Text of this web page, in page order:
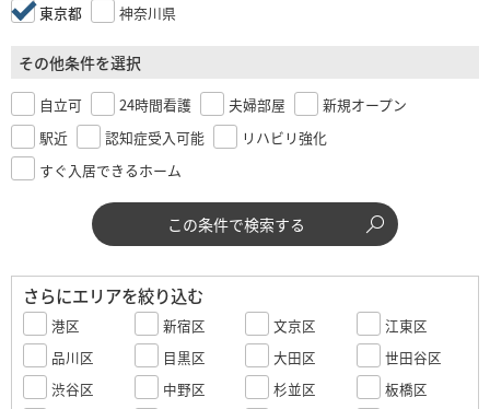
東京都 神奈川県
その他条件を選択
自立可 24時間看護 夫婦部屋
新規オープン
駅近
認知症受入可能
リハビリ強化
すぐ入居できるホーム
この条件で検索する
さらにエリアを絞り込む
港区 新宿区 文京区
江東区
品川区
目黒区 大田区
世田谷区
渋谷区
中野区 杉並区
板橋区